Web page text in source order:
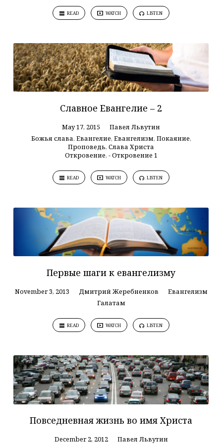
READ WATCH LISTEN
Славное Евангелие – 2
May 17, 2015
Павел Львутин
Божья слава, Евангелие, Евангелизм, Покаяние,
Проповедь, Слава Христа
Откровение, - Откровение 1
READ WATCH LISTEN
Первые шаги к евангелизму
November 3, 2013 Дмитрий Жеребненков
Евангелизм
Галатам
READ WATCH LISTEN
Повседневная жизнь во имя Христа
December 2, 2012
Павел Львутин